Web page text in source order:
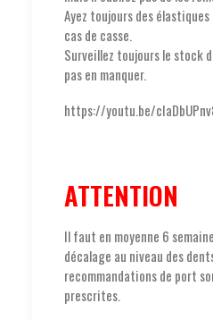
Ayez toujours des
cas de casse.
Surveillez toujours le stock
pas en manquer.
https://youtu.be/
ATTENTION
Il faut en moyenne 6
décalage au niveau des
recommandations de port
prescrites.